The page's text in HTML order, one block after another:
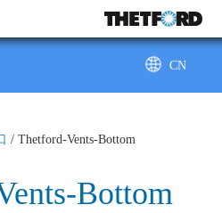
CN
/ Thetford-Vents-Bottom
Bottom